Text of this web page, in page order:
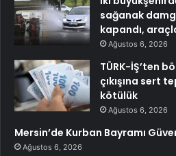
sağanak
kapandı,
Ağustos 6, 2026
TÜRK-İŞ’ten
çıkışına sert
kötülük
Ağustos 6, 2026
Mersin’de Kurban Bayramı
Ağustos 6, 2026